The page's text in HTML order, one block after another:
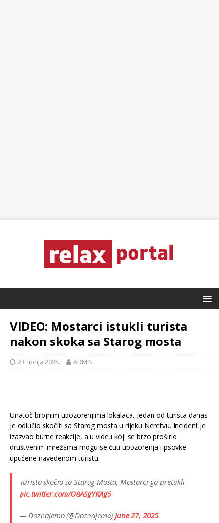
VIDEO: Mostarci istukli turista
nakon skoka sa Starog mosta
28. lipnja 2025. ADMIN
Unatoč brojnim upozorenjima lokalaca, jedan od turista danas
je odlučio skočiti sa Starog mosta u rijeku Neretvu. Incident je
izazvao burne reakcije, a u videu koji se brzo proširio
društvenim mrežama mogu se čuti upozorenja i psovke
upućene navedenom turistu.
Turista skočio sa Starog Mosta, Mostarci ga pretukli
pic.twitter.com/O8ASgYKAg5
— Doznajemo (@Doznajemo) June 27, 2025